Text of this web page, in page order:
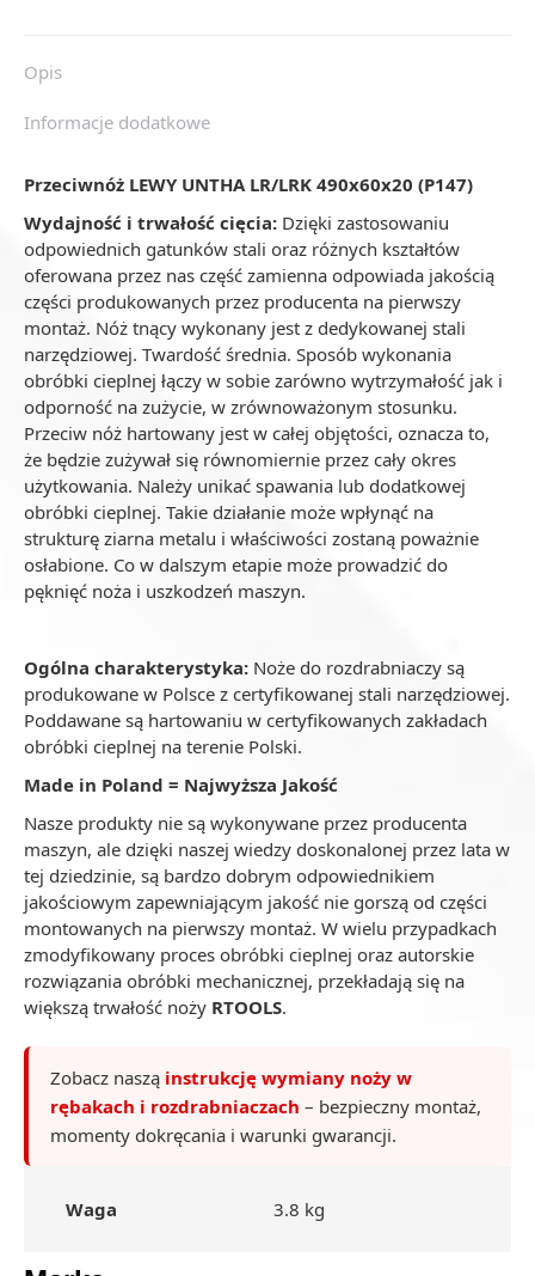
Opis
Informacje dodatkowe
Przeciwnóż LEWY UNTHA LR/LRK 490x60x20 (P147)
Wydajność i trwałość cięcia: Dzięki zastosowaniu
odpowiednich gatunków stali oraz różnych kształtów
oferowana przez nas część zamienna odpowiada jakością
części produkowanych przez producenta na pierwszy
montaż. Nóż tnący wykonany jest z dedykowanej stali
narzędziowej. Twardość średnia. Sposób wykonania
obróbki cieplnej łączy w sobie zarówno wytrzymałość jak i
odporność na zużycie, w zrównoważonym stosunku.
Przeciw nóż hartowany jest w całej objętości, oznacza to,
że będzie zużywał się równomiernie przez cały okres
użytkowania. Należy unikać spawania lub dodatkowej
obróbki cieplnej. Takie działanie może wpłynąć na
strukturę ziarna metalu i właściwości zostaną poważnie
osłabione. Co w dalszym etapie może prowadzić do
pęknięć noża i uszkodzeń maszyn.
Ogólna charakterystyka: Noże do rozdrabniaczy są
produkowane w Polsce z certyfikowanej stali narzędziowej.
Poddawane są hartowaniu w certyfikowanych zakładach
obróbki cieplnej na terenie Polski.
Made in Poland = Najwyższa Jakość
Nasze produkty nie są wykonywane przez producenta
maszyn, ale dzięki naszej wiedzy doskonalonej przez lata w
tej dziedzinie, są bardzo dobrym odpowiednikiem
jakościowym zapewniającym jakość nie gorszą od części
montowanych na pierwszy montaż. W wielu przypadkach
zmodyfikowany proces obróbki cieplnej oraz autorskie
rozwiązania obróbki mechanicznej, przekładają się na
większą trwałość noży RTOOLS.
Zobacz naszą instrukcję wymiany noży w
rębakach i rozdrabniaczach – bezpieczny montaż,
momenty dokręcania i warunki gwarancji.
Waga 3.8 kg